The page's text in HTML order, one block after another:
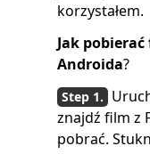
korzystałem.
Jak
Androida?
znajdź film z
pobrać.